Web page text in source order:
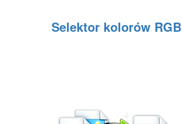
Selektor kolorów RGB